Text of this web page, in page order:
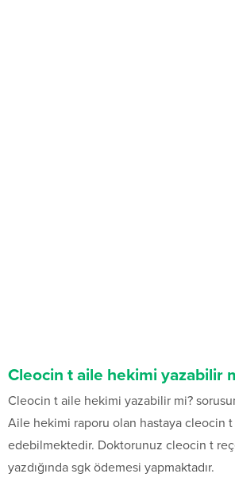
Cleocin t aile hekimi yazabilir
Cleocin t aile hekimi yazabilir mi?
Aile hekimi raporu olan hastaya cleocin
edebilmektedir. Doktorunuz cleocin t
yazdığında sgk ödemesi yapmaktadır.